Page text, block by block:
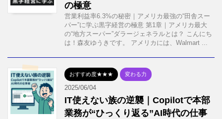
の極意
営業利益率6.3%の秘密｜アメリカ最強の“田舎スー
パー”に学ぶ黒字経営の極意 第1章｜アメリカ最大
の“地方スーパー”ダラージェネラルとは？ こんにち
は！森友ゆうきです。 アメリカには、Walmart ...
おすすめ度★★★ 変わる力
2025/06/04
IT使えない族の逆襲｜Copilotで本部
業務が“ひっくり返る”AI時代の仕事